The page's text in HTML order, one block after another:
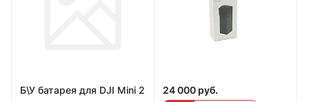
Б\У батарея для DJI Mini 2
24 000 руб.